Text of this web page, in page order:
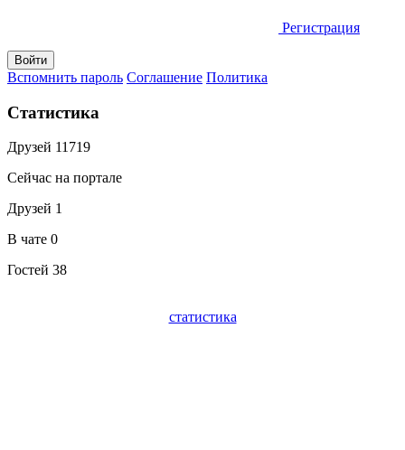
Регистрация
Вспомнить пароль Соглашение Политика
Статистика
Друзей 11719
Сейчас на портале
Друзей 1
В чате 0
Гостей 38
статистика